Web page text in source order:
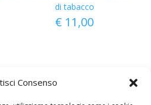
Consenso
di tabacco
€ 11,00